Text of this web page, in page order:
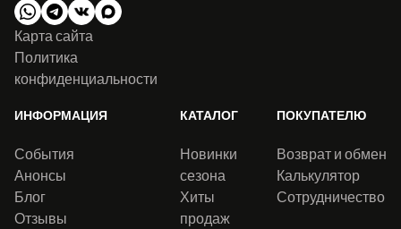
Карта сайта
Политика
конфиденциальности
ИНФОРМАЦИЯ
События
Анонсы
Блог
Отзывы
КАТАЛОГ
Новинки
сезона
Хиты
продаж
ПОКУПАТЕЛЮ
Возврат и обмен
Калькулятор
Сотрудничество